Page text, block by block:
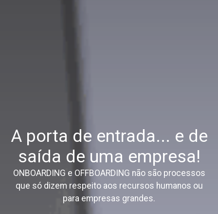
A porta de entrada... e de
saída de uma empresa!
ONBOARDING e OFFBOARDING não são processos
que só dizem respeito aos recursos humanos ou
para empresas grandes.